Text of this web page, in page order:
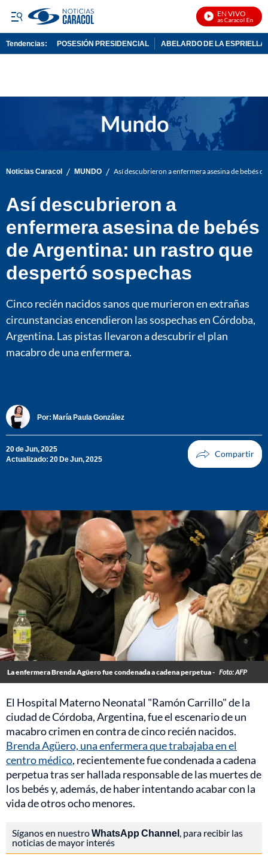
EN VIVO
Noticias Caracol En Vivo
Tendencias: POSESIÓN PRESIDENCIAL ABELARDO DE LA ESPRIELLA
Noticias Caracol / MUNDO / Así descubrieron a enfermera asesina de bebés
Así descubrieron a
enfermera asesina de bebés
de Argentina: un rastro que
despertó sospechas
Cinco recién nacidos sanos que murieron en extrañas
circunstancias encendieron las sospechas en Córdoba,
Argentina. Las pistas llevaron a descubrir el plan
macabro de una enfermera.
Por: María Paula González
20 de Jun, 2025
Actualizado: 20 De Jun, 2025
La enfermera Brenda Agüero fue condenada a cadena perpetua - Foto: AFP
El Hospital Materno Neonatal "Ramón Carrillo" de la
ciudad de Córdoba, Argentina, fue el escenario de un
macabro crimen en contra de cinco recién nacidos.
Brenda Agüero, una enfermera que trabajaba en el
centro médico, recientemente fue condenada a cadena
perpetua tras ser hallada responsable de las muertes de
los bebés y, además, de haber intentando acabar con la
vida de otros ocho menores.
Síganos en nuestroWhatsApp Channel, para recibir las
noticias de mayor interés